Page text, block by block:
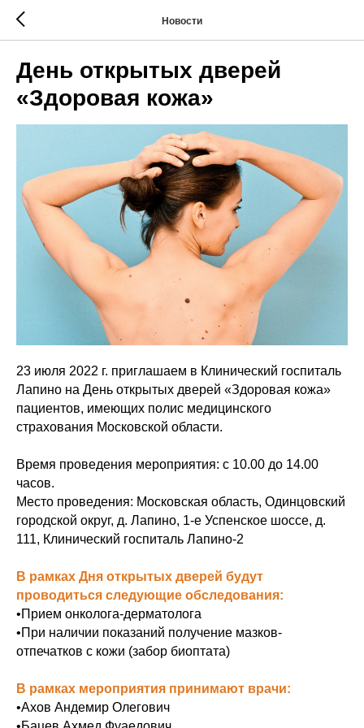
Новости
День открытых дверей
«Здоровая кожа»
23 июля 2022 г. приглашаем в Клинический госпиталь
Лапино на День открытых дверей «Здоровая кожа»
пациентов, имеющих полис медицинского
страхования Московской области.
Время проведения мероприятия: с 10.00 до 14.00
часов.
Место проведения: Московская область, Одинцовский
городской округ, д. Лапино, 1-е Успенское шоссе, д.
111, Клинический госпиталь Лапино-2
В рамках Дня открытых дверей будут
проводиться следующие обследования:
•Прием онколога-дерматолога
•При наличии показаний получение мазков-
отпечатков с кожи (забор биоптата)
В рамках мероприятия принимают врачи:
•Ахов Андемир Олегович